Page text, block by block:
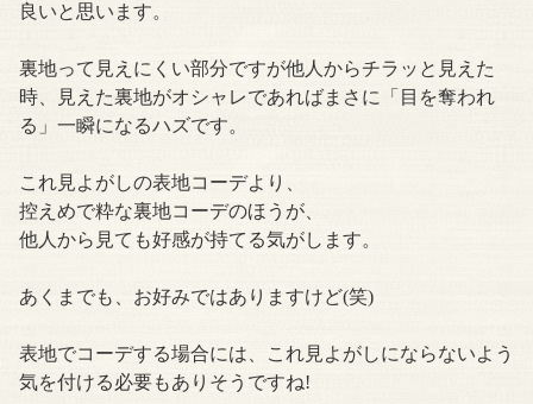
良いと思います。
裏地って見えにくい部分ですが他人からチラッと見えた
時、見えた裏地がオシャレであればまさに「目を奪われ
る」一瞬になるハズです。
これ見よがしの表地コーデより、
控えめで粋な裏地コーデのほうが、
他人から見ても好感が持てる気がします。
あくまでも、お好みではありますけど(笑)
表地でコーデする場合には、これ見よがしにならないよう
気を付ける必要もありそうですね!